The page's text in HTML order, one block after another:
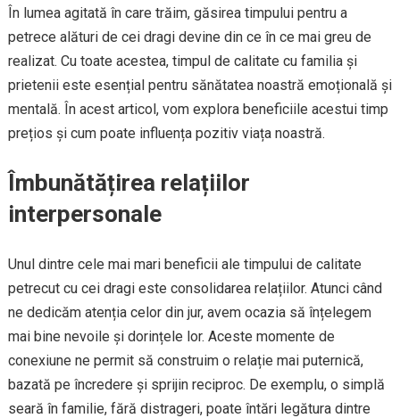
În lumea agitată în care trăim, găsirea timpului pentru a
petrece alături de cei dragi devine din ce în ce mai greu de
realizat. Cu toate acestea, timpul de calitate cu familia și
prietenii este esențial pentru sănătatea noastră emoțională și
mentală. În acest articol, vom explora beneficiile acestui timp
prețios și cum poate influența pozitiv viața noastră.
Îmbunătățirea relațiilor
interpersonale
Unul dintre cele mai mari beneficii ale timpului de calitate
petrecut cu cei dragi este consolidarea relațiilor. Atunci când
ne dedicăm atenția celor din jur, avem ocazia să înțelegem
mai bine nevoile și dorințele lor. Aceste momente de
conexiune ne permit să construim o relație mai puternică,
bazată pe încredere și sprijin reciproc. De exemplu, o simplă
seară în familie, fără distrageri, poate întări legătura dintre